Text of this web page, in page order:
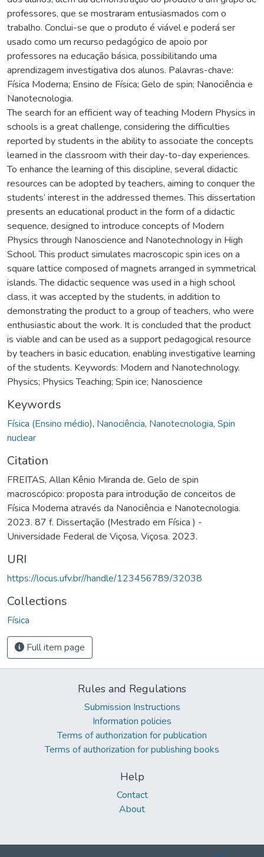
professores, que se mostraram entusiasmados com o
trabalho. Conclui-se que o produto é viável e poderá ser
usado como um recurso pedagógico de apoio por
professores na educação básica, possibilitando uma
aprendizagem investigativa dos alunos. Palavras-chave:
Física Moderna; Ensino de Física; Gelo de spin; Nanociência e
Nanotecnologia.
The search for an efficient way of teaching Modern Physics in
schools is a great challenge, considering the difficulties
reported by students in the ability to associate the concepts
learned in the classroom with their day-to-day experiences.
To enhance the learning of this discipline, several didactic
resources can be adopted by teachers, aiming to conquer the
students’ interest in the addressed themes. This dissertation
presents an educational product in the form of a didactic
sequence, designed to introduce concepts of Modern
Physics through Nanoscience and Nanotechnology in High
School. This product simulates macroscopic spin ices on a
square lattice composed of magnets arranged in symmetrical
islands. The didactic sequence was used in a high school
class, it was accepted by the students, in addition to
demonstrating the product to a group of teachers, who were
enthusiastic about the work. It is concluded that the product
is viable and can be used as a support pedagogical resource
by teachers in basic education, enabling investigative learning
of the students. Keywords: Modern and Nanotechnology.
Physics; Physics Teaching; Spin ice; Nanoscience
Keywords
Física (Ensino médio), Nanociência, Nanotecnologia, Spin
nuclear
Citation
FREITAS, Allan Kênio Miranda de. Gelo de spin
macroscópico: proposta para introdução de conceitos de
Física Moderna através da Nanociência e Nanotecnologia.
2023. 87 f. Dissertação (Mestrado em Física ) -
Universidade Federal de Viçosa, Viçosa. 2023.
URI
https://locus.ufv.br//handle/123456789/32038
Collections
Física
Full item page
Rules and Regulations
Submission Instructions
Information policies
Terms of authorization for publication
Terms of authorization for publishing books
Help
Contact
About